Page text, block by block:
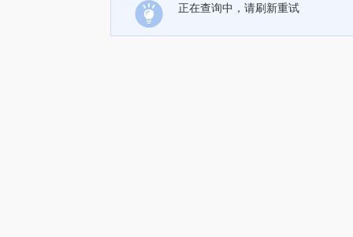
正在查询中，请刷新重试